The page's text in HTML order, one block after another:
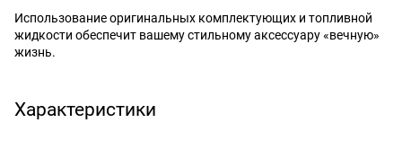
Использование оригинальных комплектующих и топливной
жидкости обеспечит вашему стильному аксессуару «вечную»
жизнь.
Характеристики